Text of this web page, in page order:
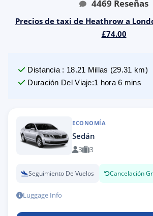
4469 Reseñas
Precios de taxi de Heathrow a
£74.00
Distancia : 18.21 Millas (29.31 km)
Duración Del Viaje:1 hora 6 mins
ECONOMÍA
Sedán
3 3
Seguimiento De Vuelos Cancelación
Luggage Info